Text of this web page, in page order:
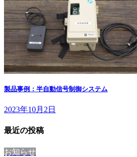
製品事例：半自動信号制御システム
2023年10月2日
最近の投稿
お知らせ